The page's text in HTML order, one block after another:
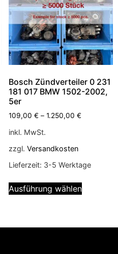
Bosch Zündverteiler 0 231
181 017 BMW 1502-2002,
5er
109,00 € – 1.250,00 €
inkl. MwSt.
zzgl. Versandkosten
Lieferzeit: 3-5 Werktage
Ausführung wählen